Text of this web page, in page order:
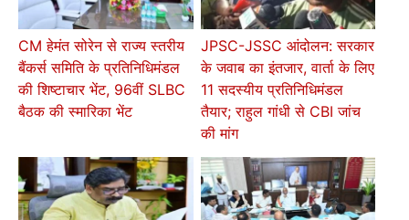
CM हेमंत सोरेन से राज्य स्तरीय
बैंकर्स समिति के प्रतिनिधिमंडल
की शिष्टाचार भेंट, 96वीं SLBC
बैठक की स्मारिका भेंट
JPSC-JSSC आंदोलन: सरकार
के जवाब का इंतजार, वार्ता के लिए
11 सदस्यीय प्रतिनिधिमंडल
तैयार; राहुल गांधी से CBI जांच
की मांग